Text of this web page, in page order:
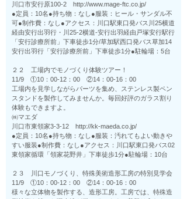
川口市安行原100-2 http://www.mage-ftc.co.jp/
●定員：10名●持ち物：なし●服装：ヒール・サンダル不
可●制作費：なし●アクセス：川口駅東口発バス川25横道
経由安行出羽行・川25-2横道-安行出羽経由戸塚安行駅行
「安行診療所前」下車徒歩1分/草加駅西口発バス草加14
安行出羽行「安行診療所前」下車徒歩1分●駐輪場：5台
２２ 工場内でモノづくり体験ツアー！
11/9 ①10：00-12：00 ②14：00-16：00
工場内を見学しながらパーツを集め、ステンレス製ペン
スタンドを製作してみませんか。毎回好評のガラス割り
体験もできますよ。
㈱マエダ
川口市東領家3-3-12 http://kk-maeda.co.jp/
●定員：10名●持ち物：なし●服装：汚れてもよい動きや
すい服装●制作費：なし●アクセス：川口駅東口発バス02
東領家循環「領家花野井」下車徒歩1分●駐輪場：10台
２３ 川口モノづくり、特殊美術造形工房の特別見学会
11/9 ①10：00-12：00 ②14：00-16：00
様々な立体物を製作する、造形工房。工房では、特殊造